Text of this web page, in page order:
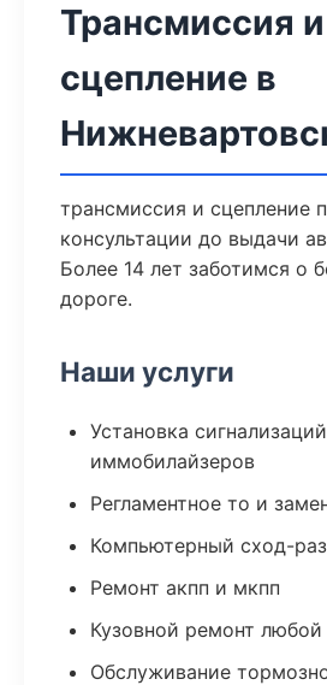
Трансмиссия и
сцепление в
трансмиссия и сцепление
консультации до выдачи
Более 14 лет заботимся о
дороге.
Наши услуги
Установка
иммобилайзеров
Регламентное то и
Компьютерный сход-
Ремонт акпп и мкпп
Кузовной ремонт
Обслуживание